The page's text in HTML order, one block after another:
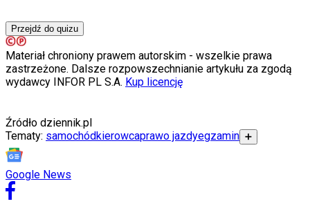
Aktualności
Moda
Porady
Święta
Sport
Tenis
F1
Lekkoatletyka
Przejdź do quizu
Materiał chroniony prawem autorskim - wszelkie prawa
zastrzeżone. Dalsze rozpowszechnianie artykułu za zgodą
wydawcy INFOR PL S.A. Kup licencję
Źródło dziennik.pl
Tematy: samochód kierowcaprawo jazdyegzamin ➕
Google News